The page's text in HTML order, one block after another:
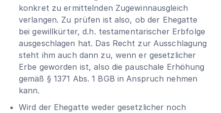
konkret zu ermittelnden Zugewinnausgleich
verlangen. Zu prüfen ist also, ob der Ehegatte
bei gewillkürter, d.h. testamentarischer Erbfolge
ausgeschlagen hat. Das Recht zur Ausschlagung
steht ihm auch dann zu, wenn er gesetzlicher
Erbe geworden ist, also die pauschale Erhöhung
gemäß § 1371 Abs. 1 BGB in Anspruch nehmen
kann.
Wird der Ehegatte weder gesetzlicher noch